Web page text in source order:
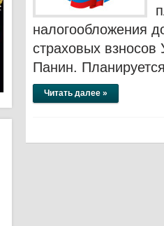
налогообложения
страховых
Панин.
Читать далее »